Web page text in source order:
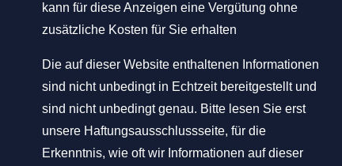
kann für diese Anzeigen eine Vergütung ohne
zusätzliche Kosten für Sie erhalten
Die auf dieser Website enthaltenen Informationen
sind nicht unbedingt in Echtzeit bereitgestellt und
sind nicht unbedingt genau. Bitte lesen Sie erst
unsere Haftungsausschlussseite, für die
Erkenntnis, wie oft wir Informationen auf dieser